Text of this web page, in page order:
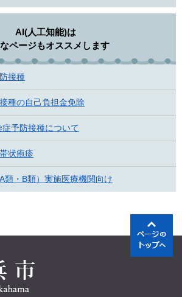
AI(人工知能)は
ページもオススメします
接種
種の自己負担金免除
予防接種について
状疱疹
類・B類）実施医療機関向け